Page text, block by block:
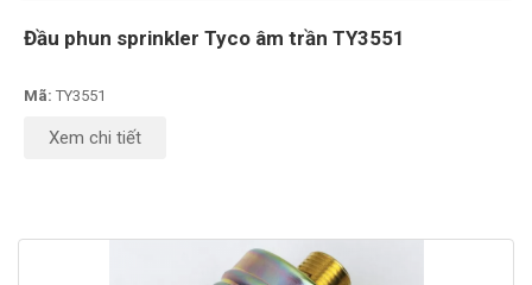
Đầu phun sprinkler Tyco âm trần TY3551
Mã: TY3551
Xem chi tiết